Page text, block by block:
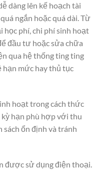
dàng lên kế hoạch tài
ngắn hoặc quá dài. Từ
học phí, chi phí sinh hoạt
đầu tư hoặc sửa chữa
qua hệ thống ting ting
hạn mức hay thủ tục
hoạt trong cách thức
hạn phù hợp với thu
sách ổn định và tránh
được sử dụng điện thoại.